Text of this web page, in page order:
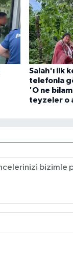
Salah'ı ilk
telefonla
'O ne
teyzeler o